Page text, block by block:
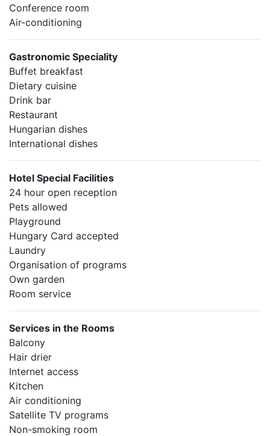
Conference room
Air-conditioning
Gastronomic Speciality
Buffet breakfast
Dietary cuisine
Drink bar
Restaurant
Hungarian dishes
International dishes
Hotel Special Facilities
24 hour open reception
Pets allowed
Playground
Hungary Card accepted
Laundry
Organisation of programs
Own garden
Room service
Services in the Rooms
Balcony
Hair drier
Internet access
Kitchen
Air conditioning
Satellite TV programs
Non-smoking room